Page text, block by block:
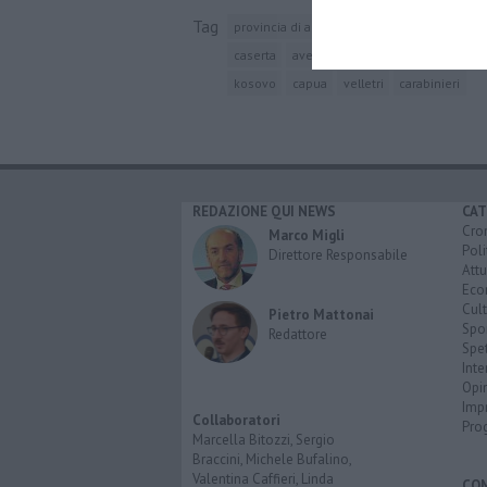
Tag provincia di arezzo
caserta
avellino
kosovo
capua velletri carabinieri
REDAZIONE QUI NEWS
Marco Migli
Direttore Responsabile
Pietro Mattonai
Redattore
Collaboratori
Marcella Bitozzi, Sergio
Braccini, Michele Bufalino,
Valentina Caffieri, Linda